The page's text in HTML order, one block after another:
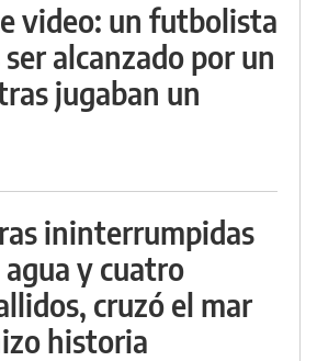
video: un futbolista
alcanzado por un
jugaban un
ininterrumpidas
y cuatro
cruzó el mar
historia